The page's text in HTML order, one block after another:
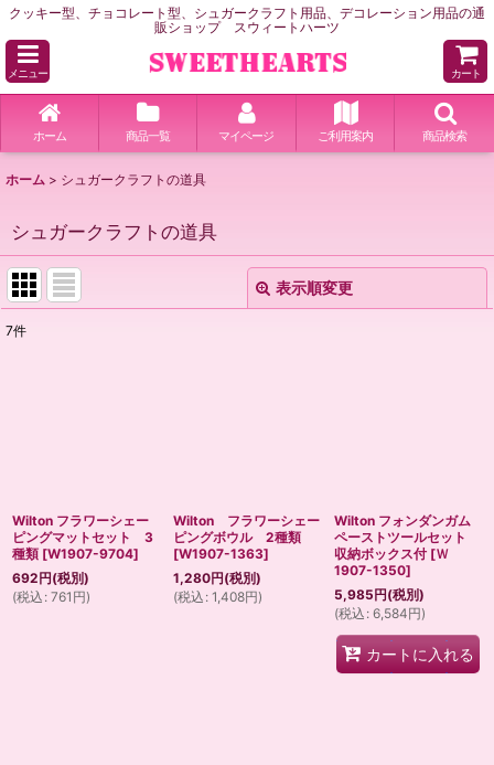
クッキー型、チョコレート型、シュガークラフト用品、デコレーション用品の通
販ショップ スウィートハーツ
メニュー カート
ホーム 商品一覧 マイページ ご利用案内 商品検索
ホーム > シュガークラフトの道具
シュガークラフトの道具
表示順変更
7件
Wilton フラワーシェー
ピングマットセット 3
種類 [W1907-9704]
692円(税別)
(税込 : 761 円)
Wilton フラワーシェー
ピングボウル 2種類
[W1907-1363]
1,280円(税別)
(税込 : 1,408円)
Wilton フォンダンガム
ペーストツールセット
収納ボックス付 [Ｗ
1907-1350]
5,985円(税別)
(税込 : 6,584円)
カートに入れる